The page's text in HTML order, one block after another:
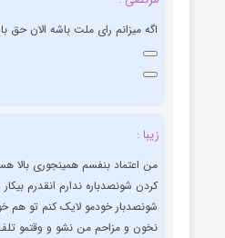
اگه میزانم رای ملت باشه الان
زیبا :
من اعتماد بنفسم همینجوری بالا
کردن شونصدباره ندارم انقدرم
شونصدبار خودمو لایک کنم تو هم
نخون و مزاحم من نشو و وقتمو